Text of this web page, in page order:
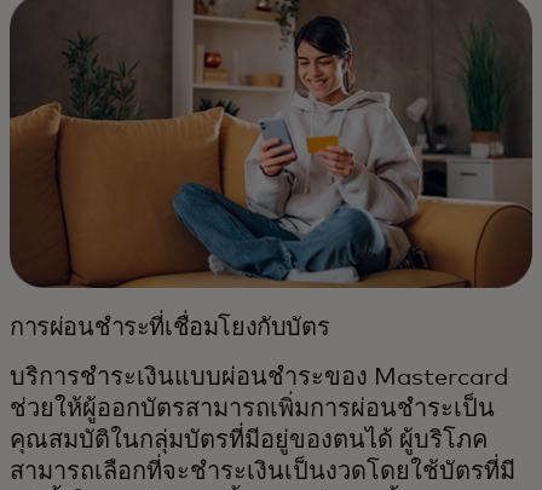
การผ่อนชำระที่เชื่อมโยงกับบัตร
บริการชำระเงินแบบผ่อนชำระของ Mastercard
ช่วยให้ผู้ออกบัตรสามารถเพิ่มการผ่อนชำระเป็น
คุณสมบัติในกลุ่มบัตรที่มีอยู่ของตนได้ ผู้บริโภค
สามารถเลือกที่จะชำระเงินเป็นงวดโดยใช้บัตรที่มี